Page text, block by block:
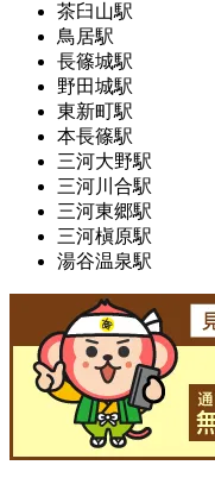
茶臼山駅
鳥居駅
長篠城駅
野田城駅
東新町駅
本長篠駅
三河大野駅
三河川合駅
三河東郷駅
三河槇原駅
湯谷温泉駅